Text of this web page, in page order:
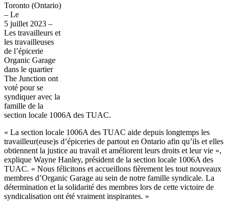
Toronto (Ontario)
– Le
5 juillet 2023 –
Les travailleurs et
les travailleuses
de l’épicerie
Organic Garage
dans le quartier
The Junction ont
voté pour se
syndiquer avec la
famille de la
section locale 1006A des TUAC.
« La section locale 1006A des TUAC aide depuis longtemps les
travailleur(euse)s d’épiceries de partout en Ontario afin qu’ils et elles
obtiennent la justice au travail et améliorent leurs droits et leur vie »,
explique Wayne Hanley, président de la section locale 1006A des
TUAC. « Nous félicitons et accueillons fièrement les tout nouveaux
membres d’Organic Garage au sein de notre famille syndicale. La
détermination et la solidarité des membres lors de cette victoire de
syndicalisation ont été vraiment inspirantes. »